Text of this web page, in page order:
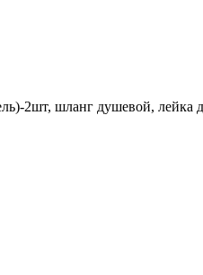
2шт, шланг душевой,